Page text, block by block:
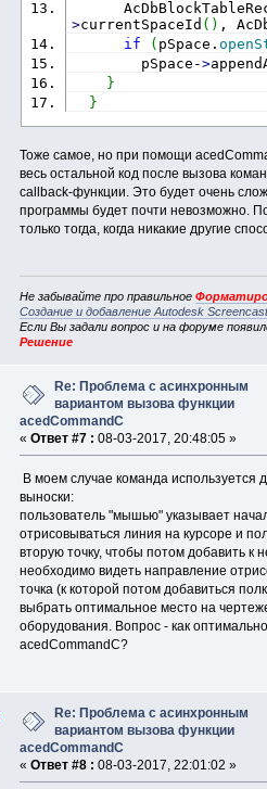
>currentSpaceId ( ) ,
if
( pSpace.
pSpace ->
}
}
Тоже самое, но при помощи
весь остальной код после вызова
callback-функции. Это будет очень
программы будет почти невозможно.
только тогда, когда никакие другие
Не забывайте про правильное
Создание и добавление Autodesk
Если Вы задали вопрос и на форуме
Решение
Re: Проблема с асинхронным
вариантом вызова функции
acedCommandC
« Ответ #7 : 08-03-2017, 20:48:05 »
В моем случае команда используется
выноски:
пользователь "мышью" указывает
отрисовываться линия на курсоре и
вторую точку, чтобы потом добавить к
необходимо видеть направление
точка (к которой потом добавиться
выбрать оптимальное место на
оборудования. Вопрос - как
acedCommandC?
Re: Проблема с асинхронным
вариантом вызова функции
acedCommandC
« Ответ #8 : 08-03-2017, 22:01:02 »